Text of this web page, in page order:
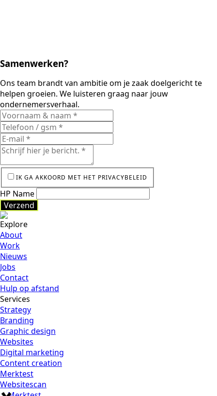
Samenwerken?
Ons team brandt van ambitie om je zaak doelgericht te
helpen groeien. We luisteren graag naar jouw
ondernemersverhaal.
IK GA AKKOORD MET HET PRIVACYBELEID
HP Name
Verzend
Verzend
Explore
About
Work
Nieuws
Jobs
Contact
Hulp op afstand
Services
Strategy
Branding
Graphic design
Websites
Digital marketing
Content creation
Merktest
Websitescan